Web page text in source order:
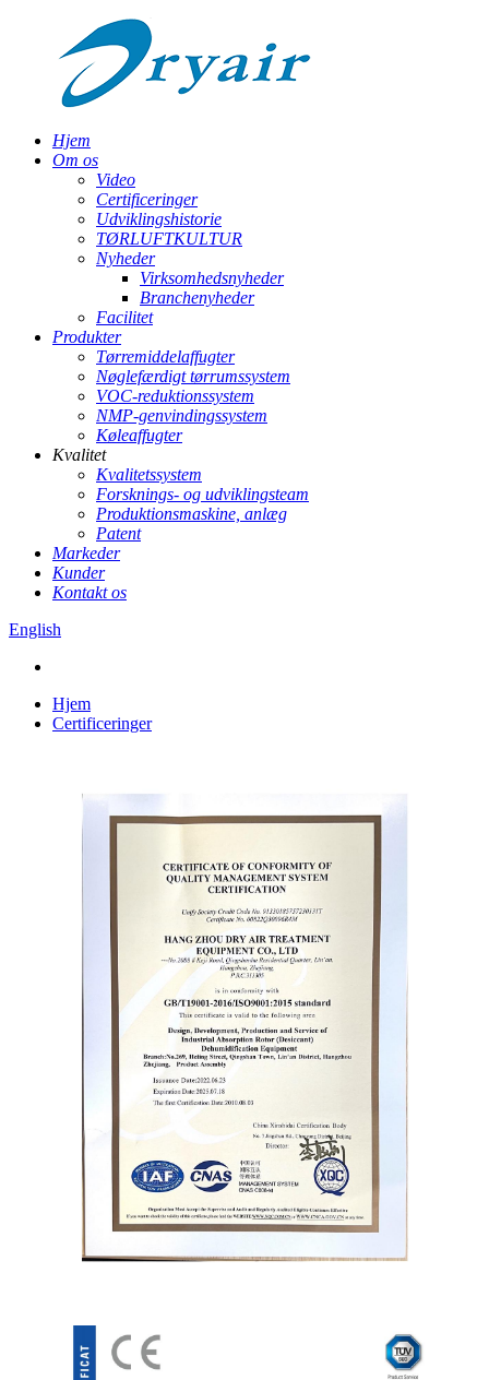
Hjem
Om os
Video
Certificeringer
Udviklingshistorie
TØRLUFTKULTUR
Nyheder
Virksomhedsnyheder
Branchenyheder
Facilitet
Produkter
Tørremiddelaffugter
Nøglefærdigt tørrumssystem
VOC-reduktionssystem
NMP-genvindingssystem
Køleaffugter
Kvalitet
Kvalitetssystem
Forsknings- og udviklingsteam
Produktionsmaskine, anlæg
Patent
Markeder
Kunder
Kontakt os
English
Hjem
Certificeringer